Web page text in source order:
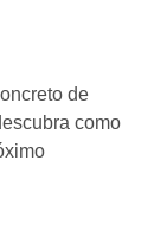
de
como